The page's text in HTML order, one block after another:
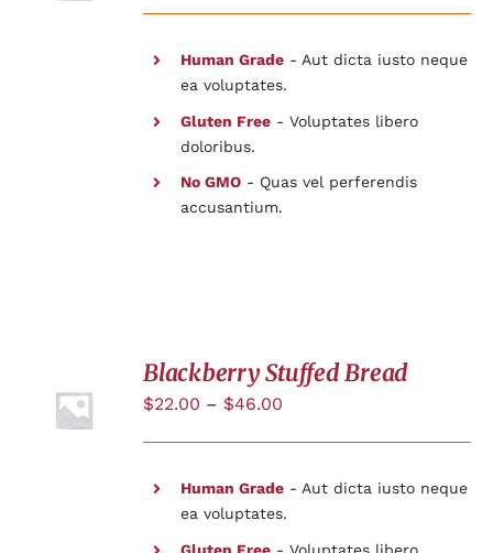
Human Grade- Aut dicta iusto neque
ea voluptates.
Gluten Free- Voluptates libero
doloribus.
No GMO- Quas vel perferendis
accusantium.
DÉTAILS
Blackberry Stuffed Bread
$22.00 – $46.00
Human Grade- Aut dicta iusto neque
ea voluptates.
Gluten Free- Voluptates libero